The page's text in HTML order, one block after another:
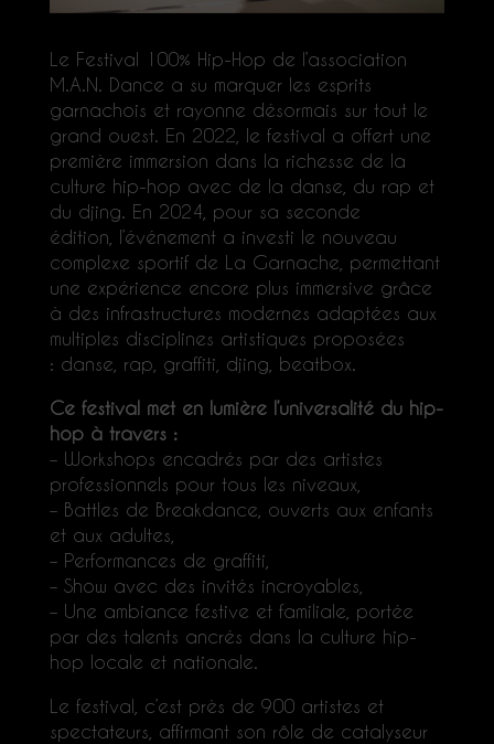
Le Festival 100% Hip-Hop de l’association
M.A.N. Dance a su marquer les esprits
garnachois et rayonne désormais sur tout le
grand ouest. En 2022, le festival a offert une
première immersion dans la richesse de la
culture hip-hop avec de la danse, du rap et
du djing. En 2024, pour sa seconde
édition, l’événement a investi le nouveau
complexe sportif de La Garnache , permettant
une expérience encore plus immersive grâce
à des infrastructures modernes adaptées aux
multiples disciplines artistiques proposées
: danse, rap, graffiti, djing, beatbox.
Ce festival met en lumière l’universalité du hip-
hop à travers :
– Workshops encadrés par des artistes
professionnels pour tous les niveaux,
– Battles de Breakdance, ouverts aux enfants
et aux adultes,
– Performances de graffiti,
– Show avec des invités incroyables,
– Une ambiance festive et familiale, portée
par des talents ancrés dans la culture hip-
hop locale et nationale.
Le festival, c’est près de 900 artistes et
spectateurs, affirmant son rôle de catalyseur